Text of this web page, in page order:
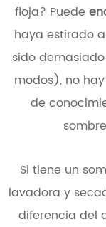
floja? Puede
haya estirado
sido
modos), no
de
Si tiene un
lavadora y
diferencia del